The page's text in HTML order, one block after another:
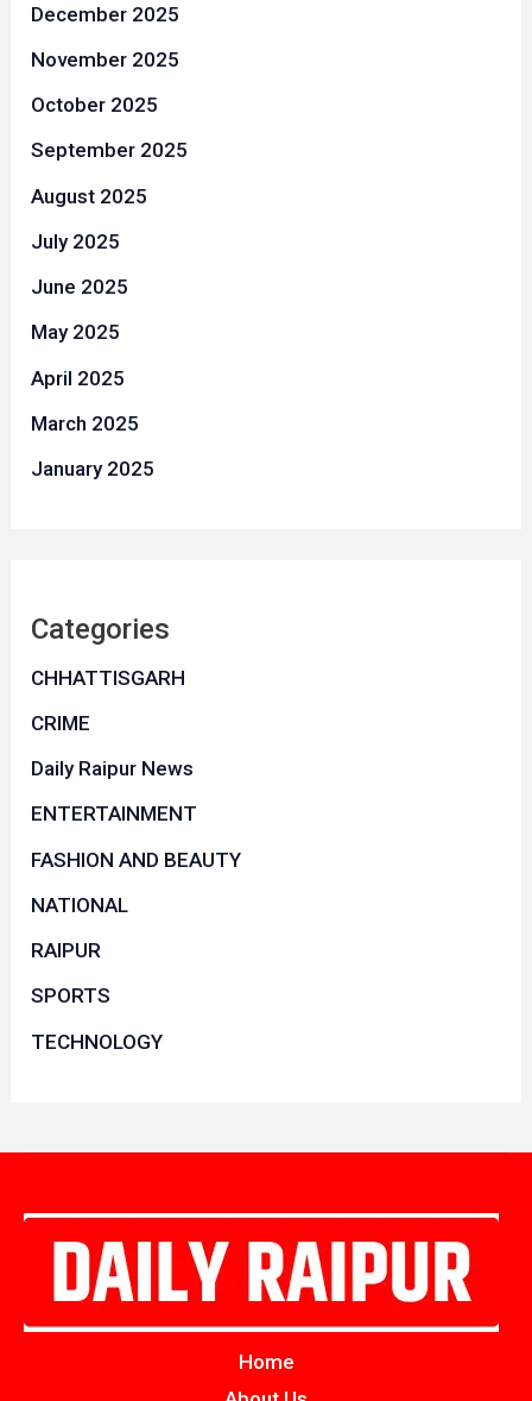
December 2025
November 2025
October 2025
September 2025
August 2025
July 2025
June 2025
May 2025
April 2025
March 2025
January 2025
Categories
CHHATTISGARH
CRIME
Daily Raipur News
ENTERTAINMENT
FASHION AND BEAUTY
NATIONAL
RAIPUR
SPORTS
TECHNOLOGY
Home